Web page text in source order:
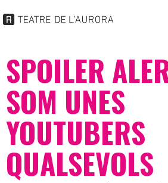
SPOILER
SOM UNES
YOUTUBERS
QUALSEVOLS